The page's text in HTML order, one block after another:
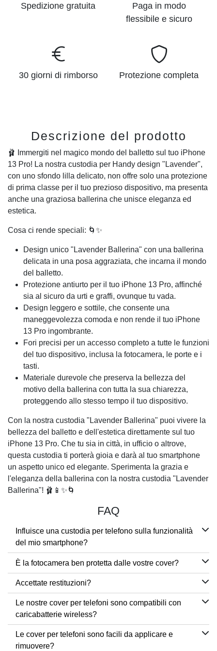
Spedizione gratuita
Paga in modo
flessibile e sicuro
30 giorni di rimborso Protezione completa
Descrizione del prodotto
🩰 Immergiti nel magico mondo del balletto sul tuo iPhone
13 Pro! La nostra custodia per Handy design "Lavender",
con uno sfondo lilla delicato, non offre solo una protezione
di prima classe per il tuo prezioso dispositivo, ma presenta
anche una graziosa ballerina che unisce eleganza ed
estetica.
Cosa ci rende speciali: 🌀✨
Design unico "Lavender Ballerina" con una ballerina
delicata in una posa aggraziata, che incarna il mondo
del balletto.
Protezione antiurto per il tuo iPhone 13 Pro, affinché
sia al sicuro da urti e graffi, ovunque tu vada.
Design leggero e sottile, che consente una
maneggevolezza comoda e non rende il tuo iPhone
13 Pro ingombrante.
Fori precisi per un accesso completo a tutte le funzioni
del tuo dispositivo, inclusa la fotocamera, le porte e i
tasti.
Materiale durevole che preserva la bellezza del
motivo della ballerina con tutta la sua chiarezza,
proteggendo allo stesso tempo il tuo dispositivo.
Con la nostra custodia "Lavender Ballerina" puoi vivere la
bellezza del balletto e dell'estetica direttamente sul tuo
iPhone 13 Pro. Che tu sia in città, in ufficio o altrove,
questa custodia ti porterà gioia e darà al tuo smartphone
un aspetto unico ed elegante. Sperimenta la grazia e
l'eleganza della ballerina con la nostra custodia "Lavender
Ballerina"! 🩰📱✨🌀
FAQ
Influisce una custodia per telefono sulla funzionalità
del mio smartphone?
È la fotocamera ben protetta dalle vostre cover?
Accettate restituzioni?
Le nostre cover per telefoni sono compatibili con
caricabatterie wireless?
Le cover per telefoni sono facili da applicare e
rimuovere?